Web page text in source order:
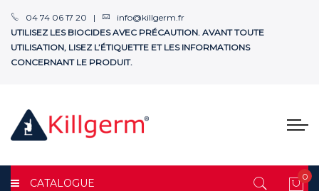
04 74 06 17 20 |
info@killgerm.fr
UTILISEZ LES BIOCIDES AVEC PRÉCAUTION. AVANT TOUTE
UTILISATION, LISEZ L’ÉTIQUETTE ET LES INFORMATIONS
CONCERNANT LE PRODUIT.
CATALOGUE
0